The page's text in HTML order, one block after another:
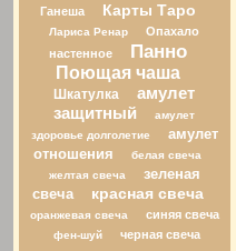
Ганеша Карты Таро
Лариса Ренар
Опахало
настенное
Панно
Поющая чаша
Шкатулка
амулет
защитный
амулет
здоровье долголетие
амулет
отношения
белая свеча
желтая свеча
зеленая
свеча
красная свеча
оранжевая свеча синяя свеча
фен-шуй черная свеча